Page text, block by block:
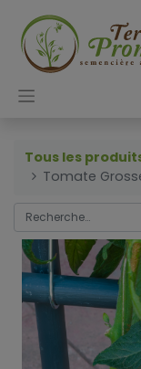
Tous les
Tomate